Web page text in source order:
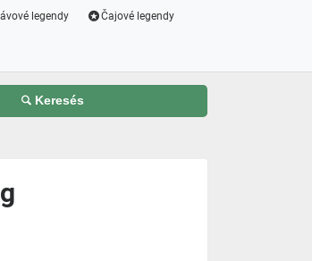
legendy Čajové legendy
Keresés